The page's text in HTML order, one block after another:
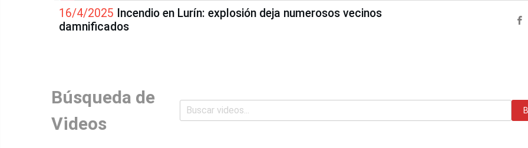
16/4/2025 Incendio en Lurín: explosión deja numerosos vecinos
damnificados
Búsqueda de
Videos